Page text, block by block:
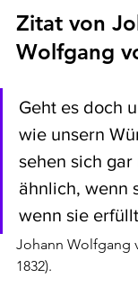
Zitat von
Wolfgang
Geht es doch
wie unsern
sehen sich
ähnlich, wenn
wenn sie
Johann Wolfgang
1832).